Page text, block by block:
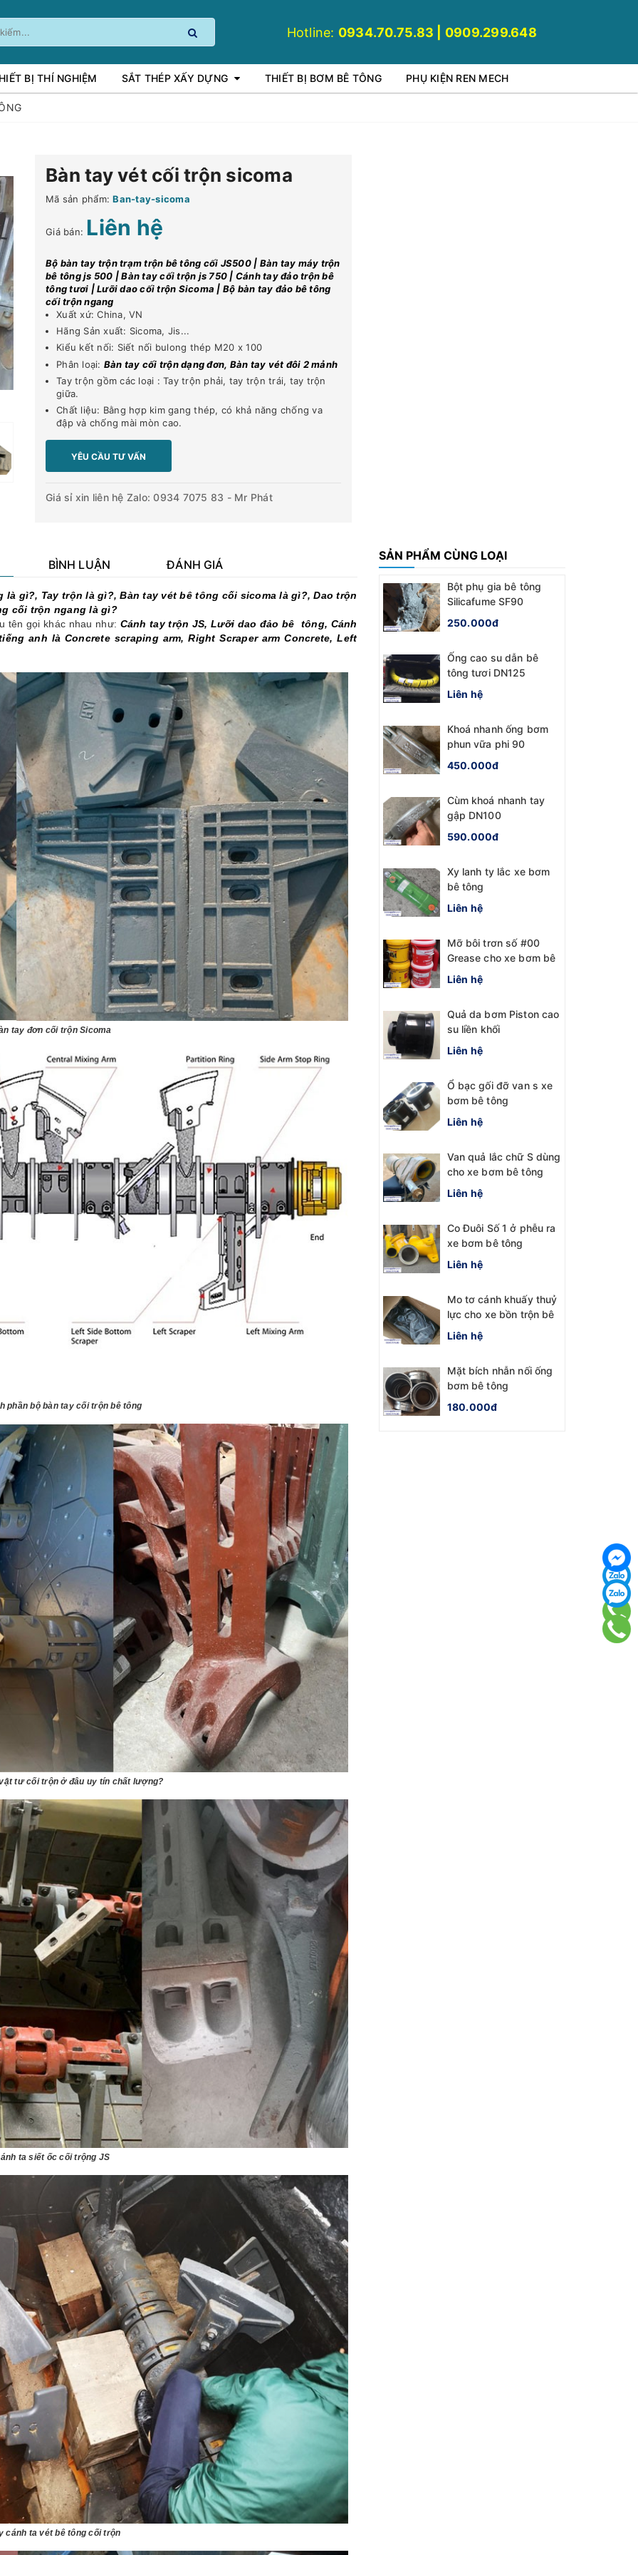
Hotline: 0934.70.75.83 | 0909.299.648
BỊ THÍ NGHIỆM SẮT THÉP XẤY DỰNG THIẾT BỊ BƠM BÊ TÔNG PHỤ KIỆN REN MECH
Bàn tay vét cối trộn sicoma
Mã sản phẩm: Ban-tay-sicoma
Giá bán: Liên hệ
Bộ bàn tay trộn trạm trộn bê tông cối JS500 | Bàn tay máy trộn
bê tông js 500 | Bàn tay cối trộn js 750 | Cánh tay đảo trộn bê
tông tươi | Lưỡi dao cối trộn Sicoma | Bộ bàn tay đảo bê tông
cối trộn ngang
Xuất xứ: China, VN
Hãng Sản xuất: Sicoma, Jis...
Kiểu kết nối: Siết nối bulong thép M20 x 100
Phân loại: Bàn tay cối trộn dạng đơn, Bàn tay vét đôi 2 mảnh
Tay trộn gồm các loại : Tay trộn phải, tay trộn trái, tay trộn
giữa.
Chất liệu: Bằng hợp kim gang thép, có khả năng chống va
đập và chống mài mòn cao.
YÊU CẦU TƯ VẤN
Giá sỉ xin liên hệ Zalo: 0934 7075 83 - Mr Phát
BÌNH LUẬN ĐÁNH GIÁ
gì?, Tay trộn là gì?, Bàn tay vét bê tông cối sicoma là gì?, Dao trộn
cối trộn ngang là gì?
tên gọi khác nhau như: Cánh tay trộn JS, Lưỡi dao đảo bê tông, Cánh
anh là Concrete scraping arm, Right Scraper arm Concrete, Left
tay đơn cối trộn Sicoma
phần bộ bàn tay cối trộn bê tông
tư cối trộn ở đâu uy tín chất lượng?
ta siết ốc cối trộng JS
cánh ta vét bê tông cối trộn
SẢN PHẨM CÙNG LOẠI
Bột phụ gia bê tông
Silicafume SF90
250.000đ
Ống cao su dẫn bê
tông tươi DN125
Liên hệ
Khoá nhanh ống bơm
phun vữa phi 90
450.000đ
Cùm khoá nhanh tay
gập DN100
590.000đ
Xy lanh ty lắc xe bơm
bê tông
Liên hệ
Mỡ bôi trơn số #00
Grease cho xe bơm bê
tông
Liên hệ
Quả da bơm Piston cao
su liền khối
Liên hệ
Ổ bạc gối đỡ van s xe
bơm bê tông
Liên hệ
Van quả lắc chữ S dùng
cho xe bơm bê tông
Liên hệ
Co Đuôi Số 1 ở phễu ra
xe bơm bê tông
Liên hệ
Mo tơ cánh khuấy thuỷ
lực cho xe bồn trộn bê
tông
Liên hệ
Mặt bích nhẫn nối ống
bơm bê tông
180.000đ